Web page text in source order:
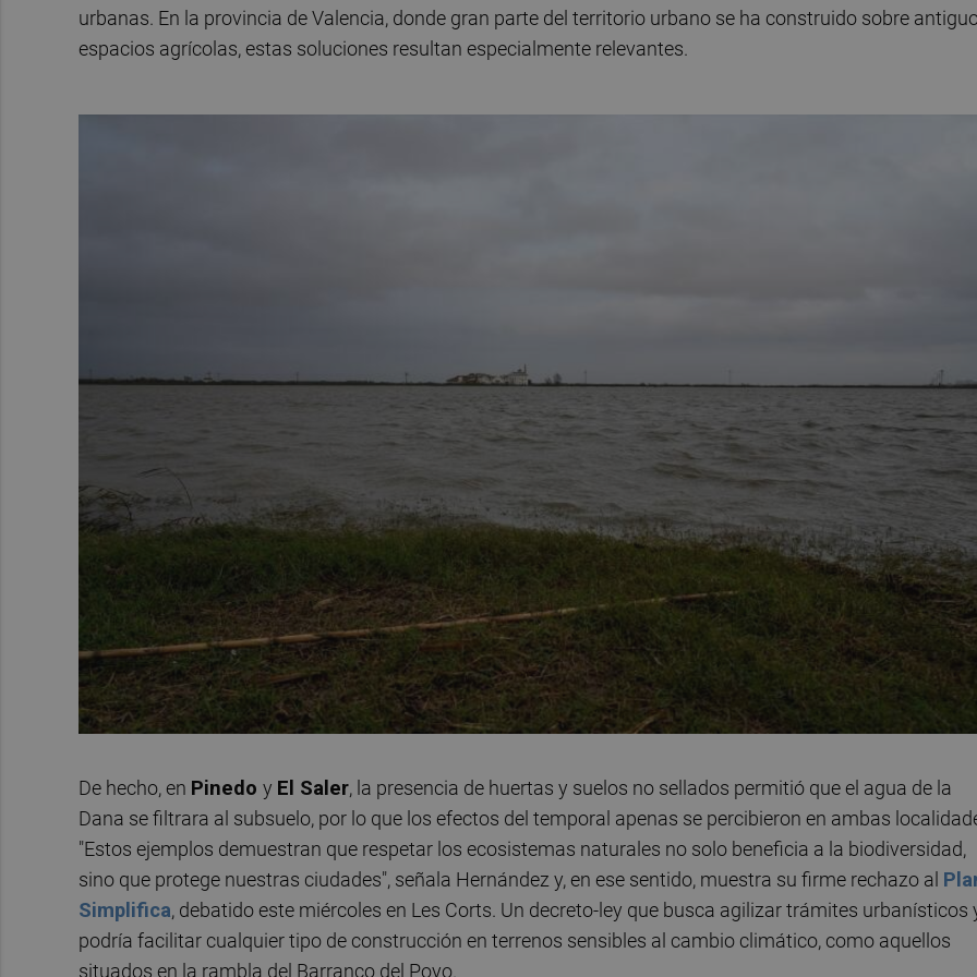
urbanas. En la provincia de Valencia, donde gran parte del territorio urbano se ha construido sobre
espacios agrícolas, estas soluciones resultan especialmente relevantes.
De hecho, en Pinedo y El Saler, la presencia de huertas y suelos no sellados permitió que el agua de la
Dana se filtrara al subsuelo, por lo que los efectos del temporal apenas se percibieron en ambas
"Estos ejemplos demuestran que respetar los ecosistemas naturales no solo beneficia a la biodiversidad,
sino que protege nuestras ciudades", señala Hernández y, en ese sentido, muestra su firme rechazo al
Simplifica, debatido este miércoles en Les Corts. Un decreto-ley que busca agilizar trámites urbanísticos
podría facilitar cualquier tipo de construcción en terrenos sensibles al cambio climático, como aquellos
situados en la rambla del Barranco del Poyo.